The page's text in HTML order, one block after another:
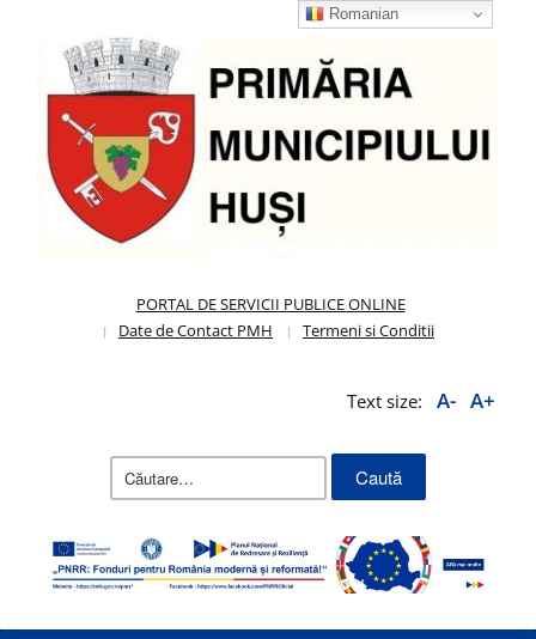
PORTAL DE SERVICII PUBLICE ONLINE
Date de Contact PMH
Termeni si Conditii
Text size: A- A+
Caută
Romanian